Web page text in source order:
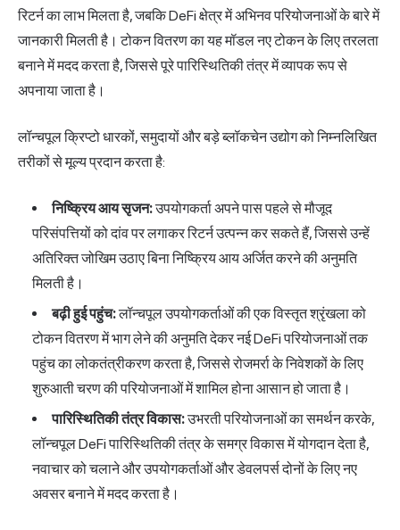
रिटर्न का लाभ मिलता है, जबकि DeFi क्षेत्र में अभिनव परियोजनाओं के बारे में
जानकारी मिलती है। टोकन वितरण का यह मॉडल नए टोकन के लिए तरलता
बनाने में मदद करता है, जिससे पूरे पारिस्थितिकी तंत्र में व्यापक रूप से
अपनाया जाता है।
लॉन्चपूल क्रिप्टो धारकों, समुदायों और बड़े ब्लॉकचेन उद्योग को निम्नलिखित
तरीकों से मूल्य प्रदान करता है:
निष्क्रिय आय सृजन:उपयोगकर्ता अपने पास पहले से मौजूद
परिसंपत्तियों को दांव पर लगाकर रिटर्न उत्पन्न कर सकते हैं, जिससे उन्हें
अतिरिक्त जोखिम उठाए बिना निष्क्रिय आय अर्जित करने की अनुमति
मिलती है।
बढ़ी हुई पहुंच:लॉन्चपूल उपयोगकर्ताओं की एक विस्तृत श्रृंखला को
टोकन वितरण में भाग लेने की अनुमति देकर नई DeFi परियोजनाओं तक
पहुंच का लोकतंत्रीकरण करता है, जिससे रोजमर्रा के निवेशकों के लिए
शुरुआती चरण की परियोजनाओं में शामिल होना आसान हो जाता है।
पारिस्थितिकी तंत्र विकास:उभरती परियोजनाओं का समर्थन करके,
लॉन्चपूल DeFi पारिस्थितिकी तंत्र के समग्र विकास में योगदान देता है,
नवाचार को चलाने और उपयोगकर्ताओं और डेवलपर्स दोनों के लिए नए
अवसर बनाने में मदद करता है।